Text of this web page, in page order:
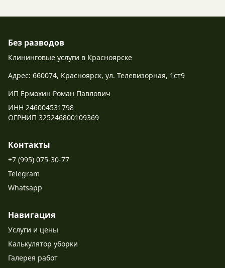
Без разводов
Клининговые услуги в Красноярске
Адрес: 660074, Красноярск, ул. Телевизорная, 1ст9
ИП Ермохин Роман Павлович
ИНН 246004531798
ОГРНИП 325246800109369
Контакты
+7 (995) 075-30-77
Telegram
Whatsapp
Навигация
Услуги и цены
Калькулятор уборки
Галерея работ